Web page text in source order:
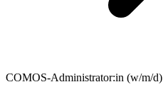
COMOS-Administrator:in (w/m/d)